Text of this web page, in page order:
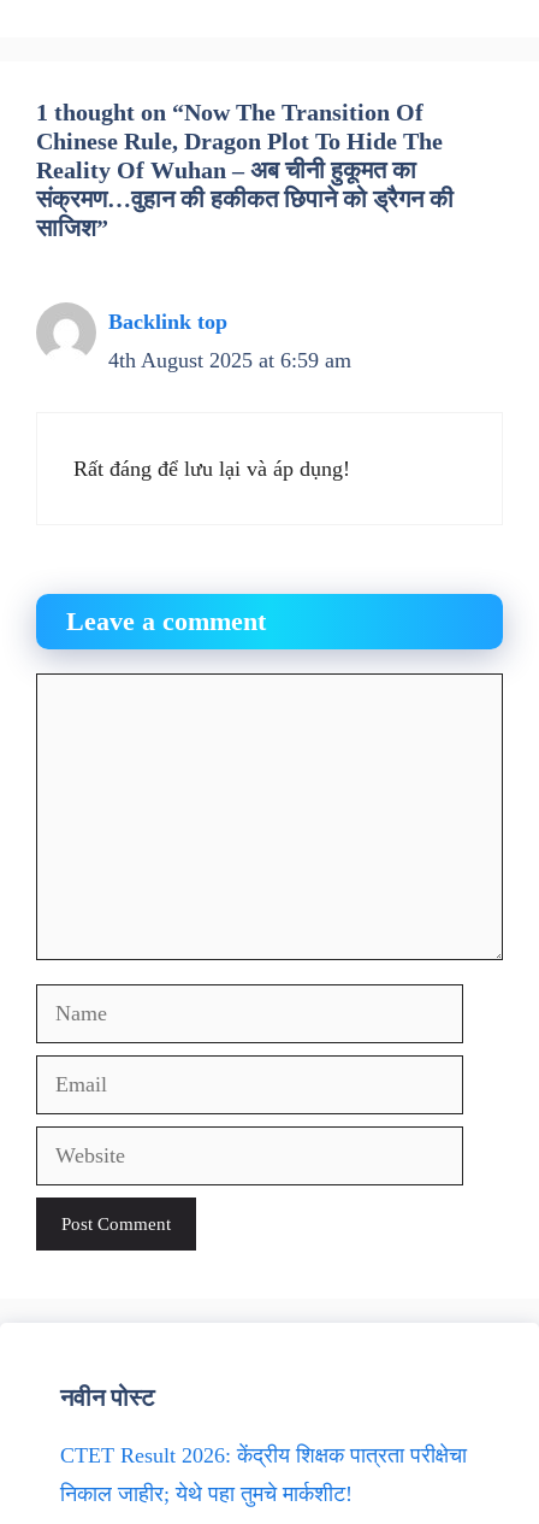
1 thought on “Now The Transition Of
Chinese Rule, Dragon Plot To Hide The
Reality Of Wuhan – अब चीनी हुकूमत का
संक्रमण…वुहान की हकीकत छिपाने को ड्रैगन की
साजिश”
Backlink top
4th August 2025 at 6:59 am
Rất đáng để lưu lại và áp dụng!
Leave a comment
Name
Email
Website
नवीन पोस्ट
CTET Result 2026: केंद्रीय शिक्षक पात्रता परीक्षेचा
निकाल जाहीर; येथे पहा तुमचे मार्कशीट!